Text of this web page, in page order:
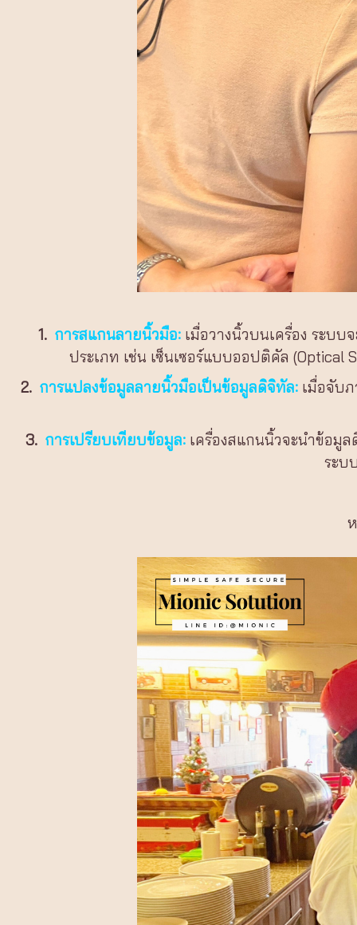
1. การสแกนลายนิ้วมือ:เมื่อวางนิ้วบนเครื่อง ระบบ
ประเภท เช่น เซ็นเซอร์แบบออปติคัล (Optical
2. การแปลงข้อมูลลายนิ้วมือเป็นข้อมูลดิจิทัล: เมื่อจับ
3. การเปรียบเทียบข้อมูล: เครื่องสแกนนิ้วจะนำข้อมู
ระบ